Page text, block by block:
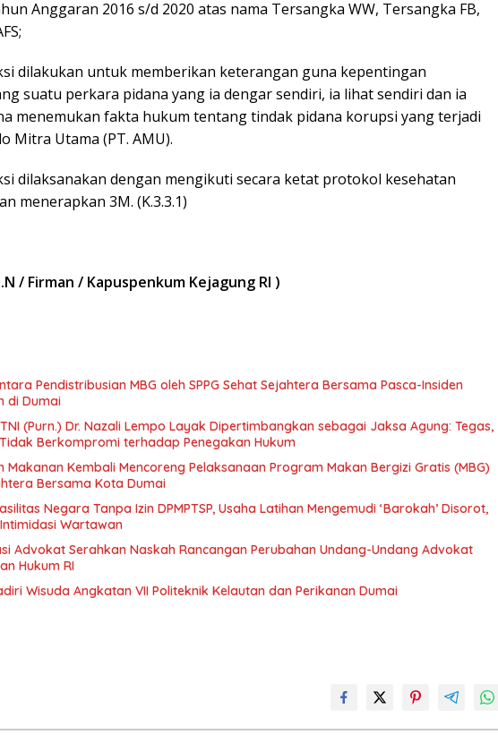
Anggaran 2016 s/d 2020 atas nama Tersangka WW, Tersangka FB,
dilakukan untuk memberikan keterangan guna kepentingan
suatu perkara pidana yang ia dengar sendiri, ia lihat sendiri dan ia
menemukan fakta hukum tentang tindak pidana korupsi yang terjadi
Mitra Utama (PT. AMU).
dilaksanakan dengan mengikuti secara ketat protokol kesehatan
menerapkan 3M. (K.3.3.1)
/ Firman / Kapuspenkum Kejagung RI )
Pendistribusian MBG oleh SPPG Sehat Sejahtera Bersama Pasca-Insiden
di Dumai
(Purn.) Dr. Nazali Lempo Layak Dipertimbangkan sebagai Jaksa Agung: Tegas,
Berkompromi terhadap Penegakan Hukum
Makanan Kembali Mencoreng Pelaksanaan Program Makan Bergizi Gratis (MBG)
Bersama Kota Dumai
Negara Tanpa Izin DPMPTSP, Usaha Latihan Mengemudi ‘Barokah’ Disorot,
Wartawan
Advokat Serahkan Naskah Rancangan Perubahan Undang-Undang Advokat
Hukum RI
Wisuda Angkatan VII Politeknik Kelautan dan Perikanan Dumai